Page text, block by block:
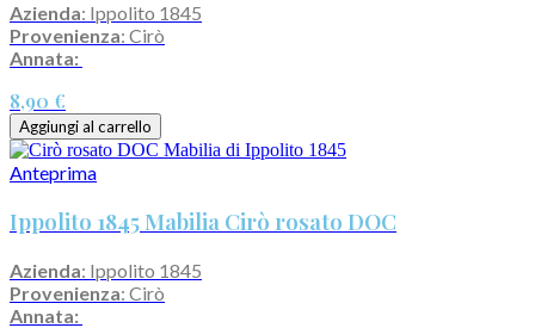
Azienda: Ippolito 1845
Provenienza: Cirò
Annata:
8,90 €
Aggiungi al carrello
Anteprima
Ippolito 1845 Mabilia Cirò rosato DOC
Azienda: Ippolito 1845
Provenienza: Cirò
Annata: